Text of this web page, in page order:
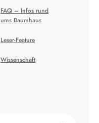
FAQ – Infos rund
ums Baumhaus
Leser-Feature
Wissenschaft